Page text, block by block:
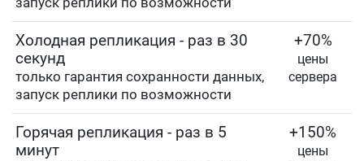
Холодная репликация - раз в 30
секунд
только гарантия сохранности данных,
запуск реплики по возможности
+70%
цены
сервера
Горячая репликация - раз в 5
минут
+150%
цены